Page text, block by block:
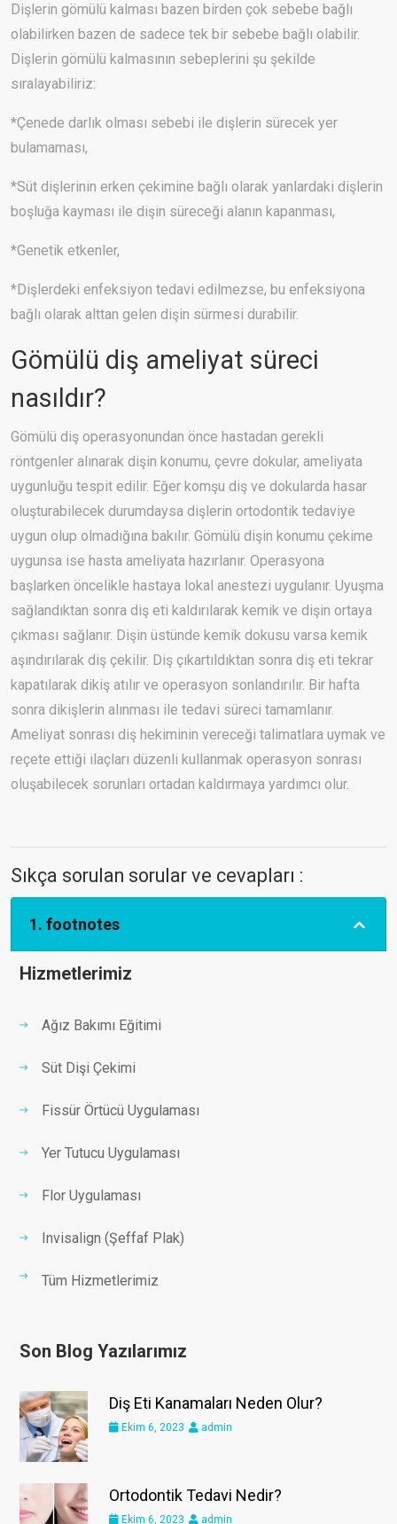
Dişlerin gömülü kalması bazen birden çok sebebe bağlı
olabilirken bazen de sadece tek bir sebebe bağlı olabilir.
Dişlerin gömülü kalmasının sebeplerini şu şekilde
sıralayabiliriz:
*Çenede darlık olması sebebi ile dişlerin sürecek yer
bulamaması,
*Süt dişlerinin erken çekimine bağlı olarak yanlardaki dişlerin
boşluğa kayması ile dişin süreceği alanın kapanması,
*Genetik etkenler,
*Dişlerdeki enfeksiyon tedavi edilmezse, bu enfeksiyona
bağlı olarak alttan gelen dişin sürmesi durabilir.
Gömülü diş ameliyat süreci
nasıldır?
Gömülü diş operasyonundan önce hastadan gerekli
röntgenler alınarak dişin konumu, çevre dokular, ameliyata
uygunluğu tespit edilir. Eğer komşu diş ve dokularda hasar
oluşturabilecek durumdaysa dişlerin ortodontik tedaviye
uygun olup olmadığına bakılır. Gömülü dişin konumu çekime
uygunsa ise hasta ameliyata hazırlanır. Operasyona
başlarken öncelikle hastaya lokal anestezi uygulanır. Uyuşma
sağlandıktan sonra diş eti kaldırılarak kemik ve dişin ortaya
çıkması sağlanır. Dişin üstünde kemik dokusu varsa kemik
aşındırılarak diş çekilir. Diş çıkartıldıktan sonra diş eti tekrar
kapatılarak dikiş atılır ve operasyon sonlandırılır. Bir hafta
sonra dikişlerin alınması ile tedavi süreci tamamlanır.
Ameliyat sonrası diş hekiminin vereceği talimatlara uymak ve
reçete ettiği ilaçları düzenli kullanmak operasyon sonrası
oluşabilecek sorunları ortadan kaldırmaya yardımcı olur.
Sıkça sorulan sorular ve cevapları :
1. footnotes
Hizmetlerimiz
Ağız Bakımı Eğitimi
Süt Dişi Çekimi
Fissür Örtücü Uygulaması
Yer Tutucu Uygulaması
Flor Uygulaması
Invisalign (Şeffaf Plak)
Tüm Hizmetlerimiz
Son Blog Yazılarımız
Diş Eti Kanamaları Neden Olur?
Ekim 6, 2023 admin
Ortodontik Tedavi Nedir?
Ekim 6, 2023 admin